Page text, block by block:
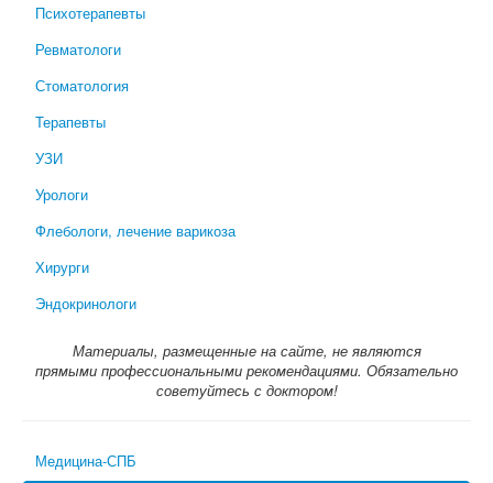
Психотерапевты
Ревматологи
Стоматология
Терапевты
УЗИ
Урологи
Флебологи, лечение варикоза
Хирурги
Эндокринологи
Материалы, размещенные на сайте, не являются
прямыми профессиональными рекомендациями. Обязательно
советуйтесь с доктором!
Медицина-СПБ